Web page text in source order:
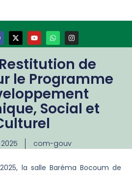
de
le Programme
Social et
com-gouv
la salle Baréma Bocoum de